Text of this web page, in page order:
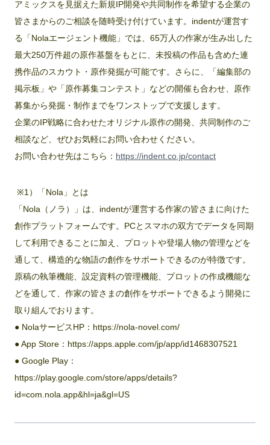
アミックスを見据えた新規IP開発や共同制作を希望する企業の
皆さまからのご相談を随時受け付けています。indentが運営す
る「Nolaエージェント機能」では、65万人の作家が生み出した
最大250万件超の原作基盤をもとに、未投稿の作品も含めた連
携作品のスカウト・原作発掘が可能です。さらに、「編集部の
掲示板」や「原作募集コンテスト」などの開催も合わせ、原作
募集から発掘・制作までをワンストップで支援します。
企業のIP戦略に合わせたオリジナル原作の開発、共同制作のご
相談など、ぜひお気軽にお問い合わせください。
お問い合わせ先はこちら： https://indent.co.jp/contact
※1）「Nola」とは
「Nola（ノラ）」は、indentが運営する作家の皆さまに向けた
創作プラットフォームです。PCとスマホの双方でデータを同期
して利用できることに加え、プロットや登場人物の管理などを
通して、構造的な物語の創作をサポートできるのが特徴です。
原稿の執筆機能、設定資料の管理機能、プロットの作成機能な
どを通して、作家の皆さまの創作をサポートできるよう開発に
取り組んでおります。
● NolaサービスHP：https://nola-novel.com/
● App Store：https://apps.apple.com/jp/app/id1468307521
● Google Play：
https://play.google.com/store/apps/details?
id=com.nola.app&hl=ja&gl=US